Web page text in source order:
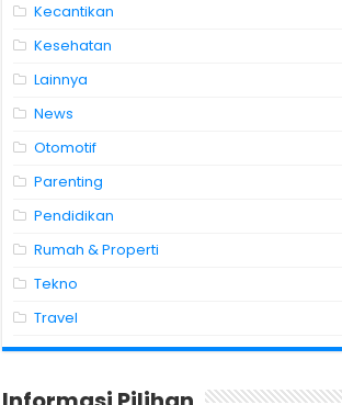
Kecantikan
Kesehatan
Lainnya
News
Otomotif
Parenting
Pendidikan
Rumah & Properti
Tekno
Travel